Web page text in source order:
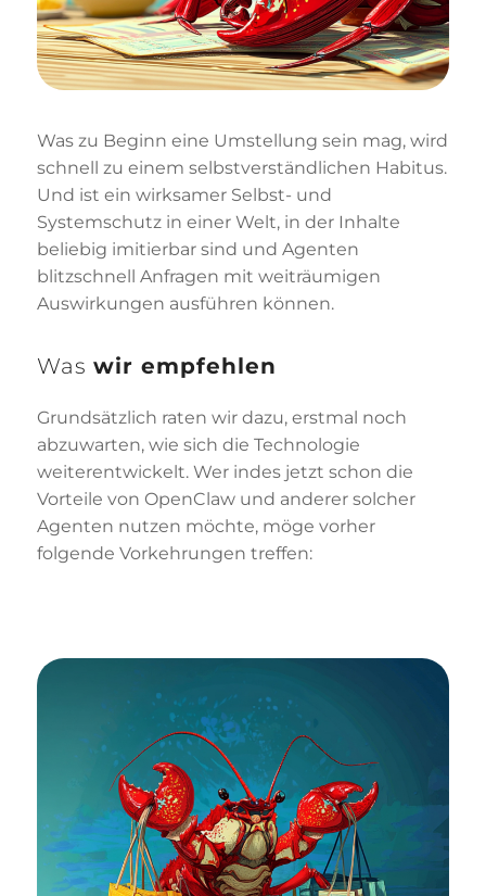
Was zu Beginn eine Umstellung sein mag, wird
schnell zu einem selbstverständlichen Habitus.
Und ist ein wirksamer Selbst- und
Systemschutz in einer Welt, in der Inhalte
beliebig imitierbar sind und Agenten
blitzschnell Anfragen mit weiträumigen
Auswirkungen ausführen können.
Was wir empfehlen
Grundsätzlich raten wir dazu, erstmal noch
abzuwarten, wie sich die Technologie
weiterentwickelt. Wer indes jetzt schon die
Vorteile von OpenClaw und anderer solcher
Agenten nutzen möchte, möge vorher
folgende Vorkehrungen treffen: